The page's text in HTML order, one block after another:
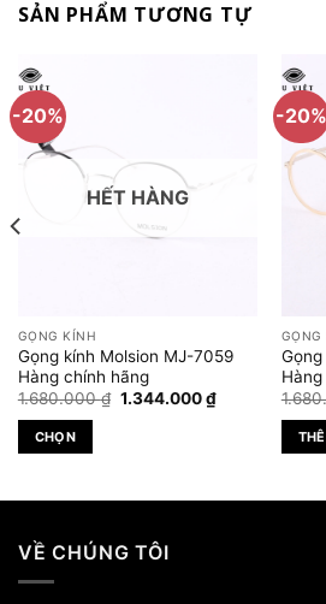
SẢN PHẨM TƯƠNG TỰ
-20%
HẾT HÀNG
GỌNG KÍNH
Gọng kính Molsion MJ-7059
Hàng chính hãng
1.680.000₫ Giá
1.344.000₫Giá
hiện
1.344.000 ₫.
CHỌN
có
nhiều
-
₫.
VỀ CHÚNG TÔI